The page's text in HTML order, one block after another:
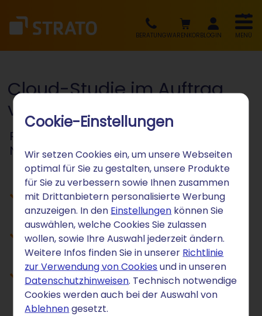
Cookie-Einstellungen
Wir setzen Cookies ein, um unsere Webseiten
optimal für Sie zu gestalten, unsere Produkte
für Sie zu verbessern sowie Ihnen zusammen
mit Drittanbietern personalisierte Werbung
anzuzeigen. In denEinstellungenkönnen Sie
auswählen, welche Cookies Sie zulassen
wollen, sowie Ihre Auswahl jederzeit ändern.
Weitere Infos finden Sie in unsererRichtlinie
zur Verwendung von Cookiesund in unseren
Datenschutzhinweisen. Technisch notwendige
Cookies werden auch bei der Auswahl von
Ablehnengesetzt.
BERATUNGWARENKORBLOGIN MENÜ
Cloud-Studie im Auftrag
von STRATO
Repräsentative forsa-Umfrage zur
Nutzung von Cloud-Speichern
Zunehmende Bedeutung
europäischer Serverstandorte
Zahlungsbereitschaft für EU-Cloud-
Lösungen stark gestiegen
67 % äußern Datenschutzbedenken
bei außereuropäischen Anbietern